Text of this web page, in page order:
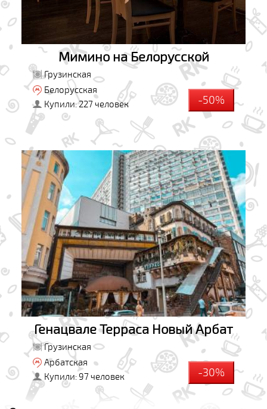
Мимино на Белорусской
Грузинская
Белорусская
Купили: 227 человек
-50%
Генацвале Терраса Новый Арбат
Грузинская
Арбатская
Купили: 97 человек
-30%